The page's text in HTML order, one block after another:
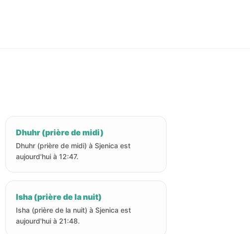
Dhuhr (prière de midi)
Dhuhr (prière de midi) à Sjenica est
aujourd'hui à 12:47.
Isha (prière de la nuit)
Isha (prière de la nuit) à Sjenica est
aujourd'hui à 21:48.